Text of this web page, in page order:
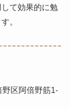
て効果的に勉
。
区阿倍野筋1-